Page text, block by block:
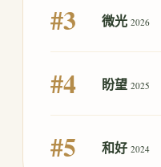
#3 微光 2026
#4 盼望 2025
#5 和好 2024